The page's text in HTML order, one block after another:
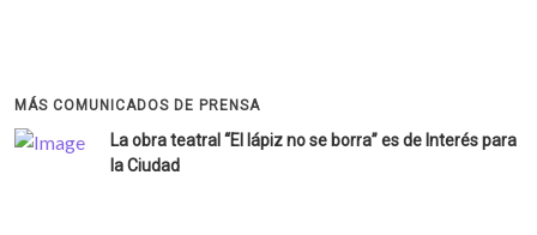
MÁS COMUNICADOS DE PRENSA
La obra teatral “El lápiz no se borra” es de Interés para
la Ciudad